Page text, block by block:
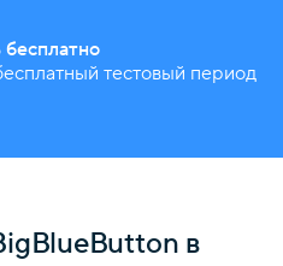
тестовый период
в